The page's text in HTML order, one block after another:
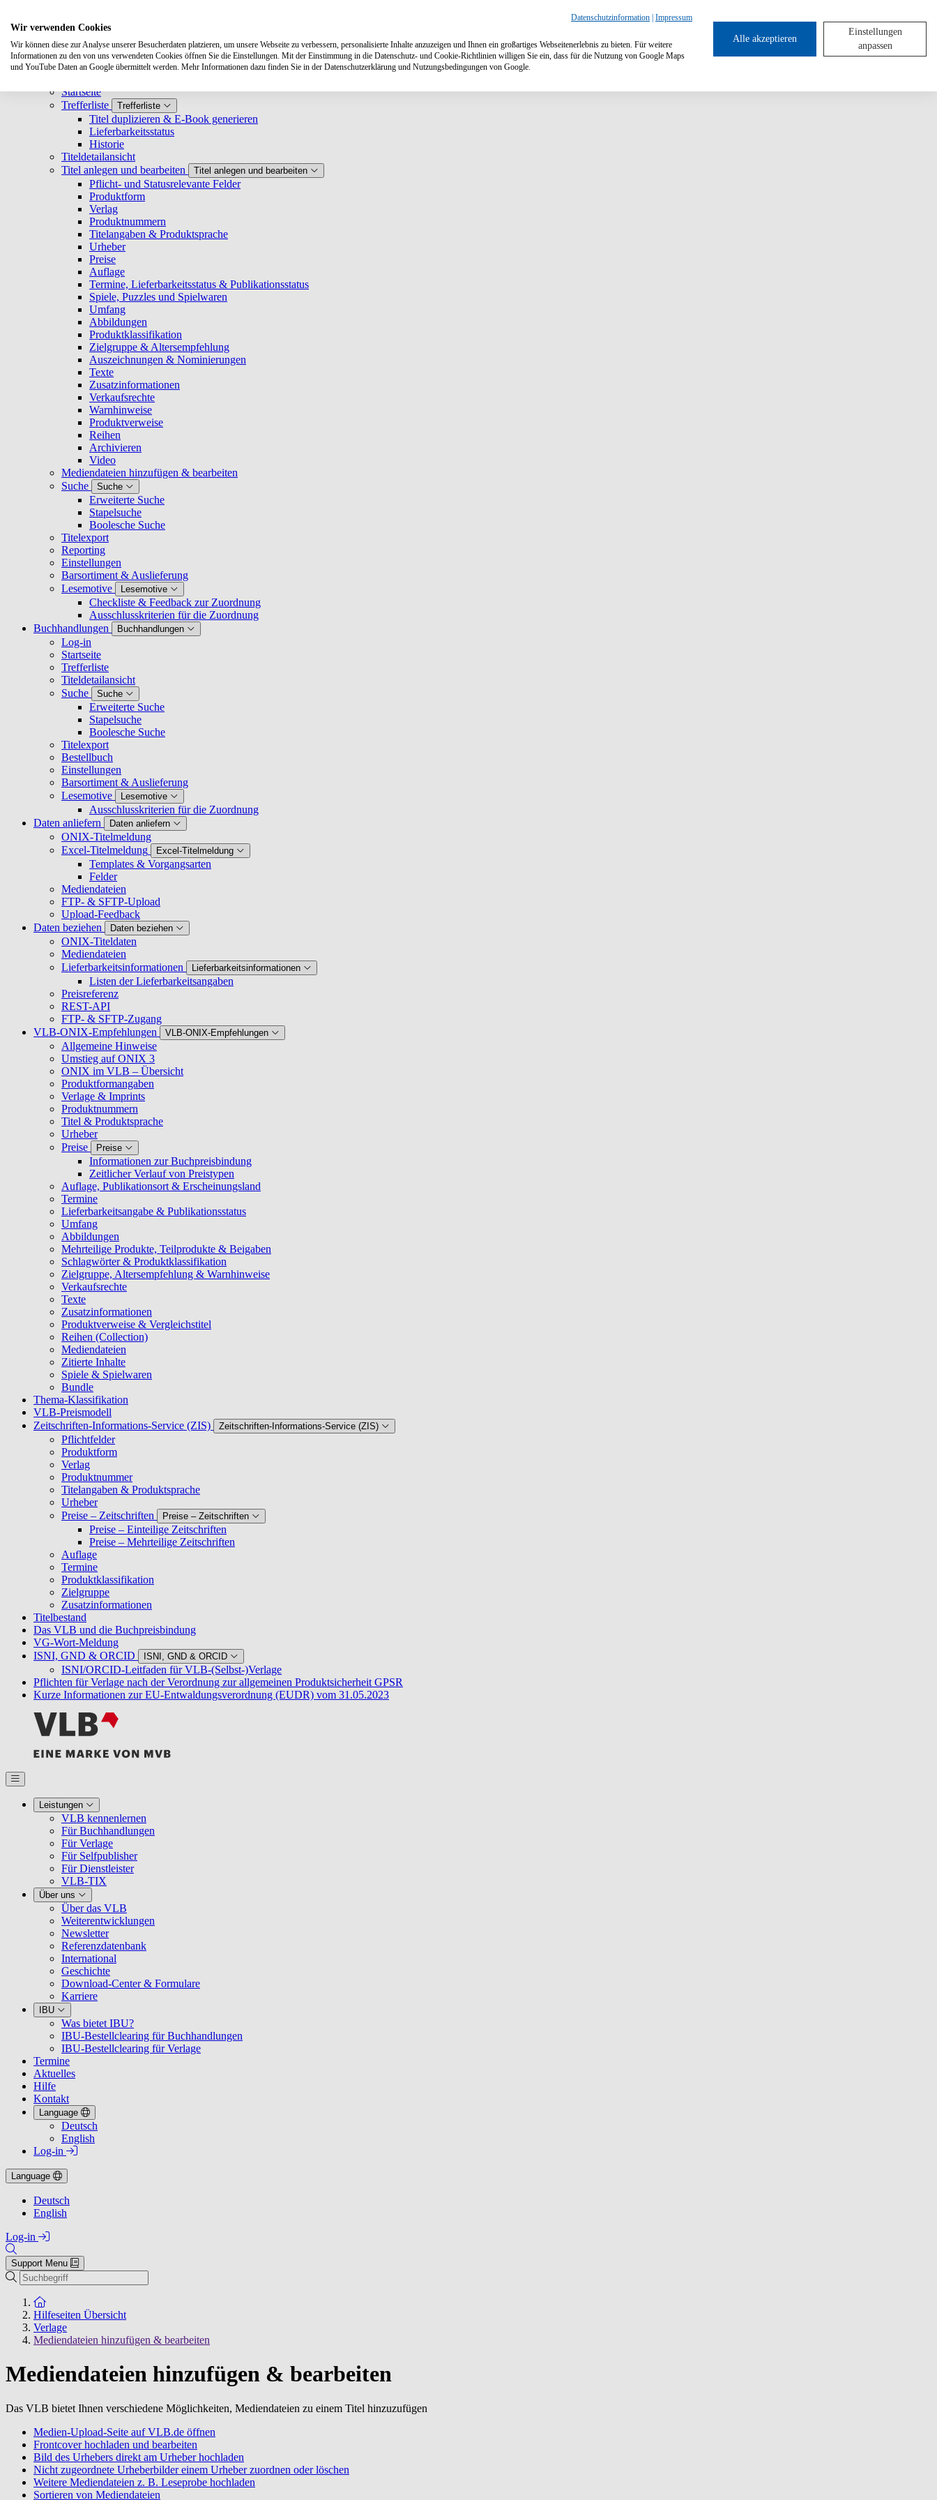
Systemanforderungen
Verlage
Verlage
Startseite
Trefferliste
Trefferliste
Titel duplizieren & E-Book generieren
Lieferbarkeitsstatus
Historie
Titeldetailansicht
Titel anlegen und bearbeiten
Titel anlegen und bearbeiten
Pflicht- und Statusrelevante Felder
Produktform
Verlag
Produktnummern
Titelangaben & Produktsprache
Urheber
Preise
Auflage
Termine, Lieferbarkeitsstatus & Publikationsstatus
Spiele, Puzzles und Spielwaren
Umfang
Abbildungen
Produktklassifikation
Zielgruppe & Altersempfehlung
Auszeichnungen & Nominierungen
Texte
Zusatzinformationen
Verkaufsrechte
Warnhinweise
Produktverweise
Reihen
Archivieren
Video
Mediendateien hinzufügen & bearbeiten
Suche
Suche
Erweiterte Suche
Stapelsuche
Boolesche Suche
Titelexport
Reporting
Einstellungen
Barsortiment & Auslieferung
Lesemotive
Lesemotive
Checkliste & Feedback zur Zuordnung
Ausschlusskriterien für die Zuordnung
Buchhandlungen
Buchhandlungen
Log-in
Startseite
Trefferliste
Titeldetailansicht
Suche
Suche
Erweiterte Suche
Stapelsuche
Boolesche Suche
Titelexport
Bestellbuch
Einstellungen
Barsortiment & Auslieferung
Lesemotive
Lesemotive
Ausschlusskriterien für die Zuordnung
Daten anliefern
Daten anliefern
ONIX-Titelmeldung
Excel-Titelmeldung
Excel-Titelmeldung
Templates & Vorgangsarten
Felder
Mediendateien
FTP- & SFTP-Upload
Upload-Feedback
Daten beziehen
Daten beziehen
ONIX-Titeldaten
Mediendateien
Lieferbarkeitsinformationen
Lieferbarkeitsinformationen
Listen der Lieferbarkeitsangaben
Preisreferenz
REST-API
FTP- & SFTP-Zugang
VLB-ONIX-Empfehlungen
VLB-ONIX-Empfehlungen
Allgemeine Hinweise
Umstieg auf ONIX 3
ONIX im VLB – Übersicht
Produktformangaben
Verlage & Imprints
Produktnummern
Titel & Produktsprache
Urheber
Preise
Preise
Informationen zur Buchpreisbindung
Zeitlicher Verlauf von Preistypen
Auflage, Publikationsort & Erscheinungsland
Termine
Lieferbarkeitsangabe & Publikationsstatus
Umfang
Abbildungen
Mehrteilige Produkte, Teilprodukte & Beigaben
Schlagwörter & Produktklassifikation
Zielgruppe, Altersempfehlung & Warnhinweise
Verkaufsrechte
Texte
Zusatzinformationen
Produktverweise & Vergleichstitel
Reihen (Collection)
Mediendateien
Zitierte Inhalte
Spiele & Spielwaren
Bundle
Thema-Klassifikation
VLB-Preismodell
Zeitschriften-Informations-Service (ZIS)
Zeitschriften-Informations-Service (ZIS)
Pflichtfelder
Produktform
Verlag
Produktnummer
Titelangaben & Produktsprache
Urheber
Preise – Zeitschriften
Preise – Zeitschriften
Preise – Einteilige Zeitschriften
Preise – Mehrteilige Zeitschriften
Auflage
Termine
Produktklassifikation
Zielgruppe
Zusatzinformationen
Titelbestand
Das VLB und die Buchpreisbindung
VG-Wort-Meldung
ISNI, GND & ORCID
ISNI, GND & ORCID
ISNI/ORCID-Leitfaden für VLB-(Selbst-)Verlage
Pflichten für Verlage nach der Verordnung zur allgemeinen Produktsicherheit GPSR
Kurze Informationen zur EU-Entwaldungsverordnung (EUDR) vom 31.05.2023
Leistungen
VLB kennenlernen
Für Buchhandlungen
Für Verlage
Für Selfpublisher
Für Dienstleister
VLB-TIX
Über uns
Über das VLB
Weiterentwicklungen
Newsletter
Referenzdatenbank
International
Geschichte
Download-Center & Formulare
Karriere
IBU
Was bietet IBU?
IBU-Bestellclearing für Buchhandlungen
IBU-Bestellclearing für Verlage
Termine
Aktuelles
Hilfe
Kontakt
Language
Deutsch
English
Log-in
Language
Deutsch
English
Log-in
Support Menu
Suchen
Zur Startseite
Hilfeseiten Übersicht
Verlage
Mediendateien hinzufügen & bearbeiten
Mediendateien hinzufügen & bearbeiten
Das VLB bietet Ihnen verschiedene Möglichkeiten, Mediendateien zu einem Titel hinzuzufügen
Medien-Upload-Seite auf VLB.de öffnen
Frontcover hochladen und bearbeiten
Bild des Urhebers direkt am Urheber hochladen
Nicht zugeordnete Urheberbilder einem Urheber zuordnen oder löschen
Weitere Mediendateien z. B. Leseprobe hochladen
Sortieren von Mediendateien
Datenschutzinformation Impressum
Wir verwenden Cookies
Wir können diese zur Analyse unserer Besucherdaten platzieren, um unsere Webseite zu verbessern, personalisierte Inhalte anzuzeigen und Ihnen ein großartiges Webseitenerlebnis zu bieten. Für weitere
Informationen zu den von uns verwendeten Cookies öffnen Sie die Einstellungen. Mit der Einstimmung in die Datenschutz- und Cookie-Richtlinien willigen Sie ein, dass für die Nutzung von Google Maps
und YouTube Daten an Google übermittelt werden. Mehr Informationen dazu finden Sie in der Datenschutzerklärung und Nutzungsbedingungen von Google.
Alle akzeptieren
Einstellungen
anpassen